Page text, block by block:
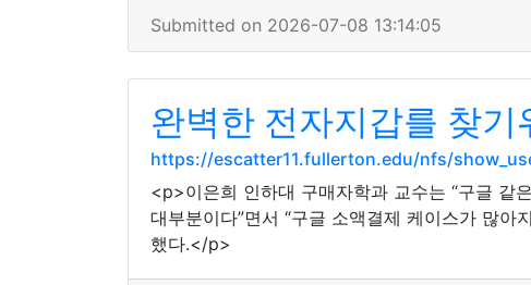
Submitted on 2026-07-08 13:14:05
완벽한 전자지갑를 찾기
https://escatter11.fullerton.edu/nfs/
<p>이은희 인하대 구매자학과 교수는 “구글 같
대부분이다”면서 “구글 소액결제 케이스가 많
했다.</p>